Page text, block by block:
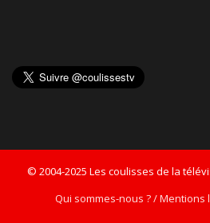
© 2004-2025 Les coulisses de la
Qui sommes-nous ? / Mentions